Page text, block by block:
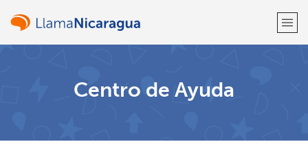
Centro de Ayuda